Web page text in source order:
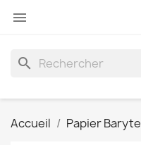

search
Accueil Papier Baryte